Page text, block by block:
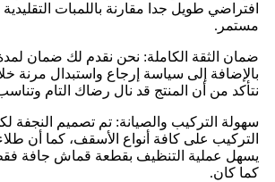
افتراضي طويل جدا مقارنة باللمبات التقليدية
مستمر.
​ضمان الثقة الكاملة: نحن نقدم لك ضمان
نتأكد من أن المنتج قد نال رضاك التام
​سهولة التركيب والصيانة: تم تصميم النجفة
التركيب على كافة أنواع الأسقف، كما أن
يسهل عملية التنظيف بقطعة قماش جافة
كما كان.